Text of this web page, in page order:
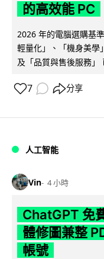
的高效能 PC
2026 年的電腦選購基
輕量化」、「機身美學
及「品質與售後服務」
7 分享
人工智能
Vin 4 小時
ChatGPT 免
體修圖兼整
帳號